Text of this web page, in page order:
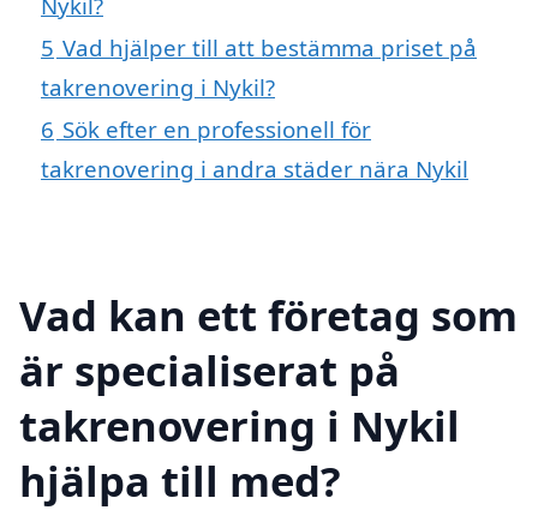
5 Vad hjälper till att bestämma priset på
takrenovering i Nykil?
6 Sök efter en professionell för
takrenovering i andra städer nära Nykil
Vad kan ett företag som
är specialiserat på
takrenovering i Nykil
hjälpa till med?